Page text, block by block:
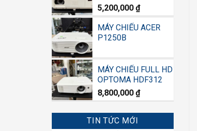
5,200,000 ₫
MÁY CHIẾU ACER
P1250B
MÁY CHIẾU FULL HD
OPTOMA HDF312
8,800,000 ₫
TIN TỨC MỚI